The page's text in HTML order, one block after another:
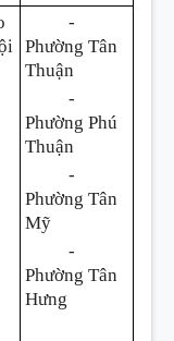
-
Phường Tân
Thuận
-
Phường Phú
Thuận
-
Phường Tân
Mỹ
-
Phường Tân
Hưng